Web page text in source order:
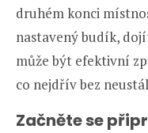
druhém konci
nastavený budík,
může být efektivní
co nejdřív bez
Začněte se